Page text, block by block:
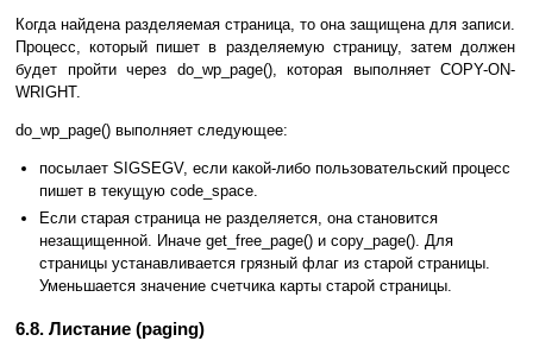
Когда найдена разделяемая страница, то она защищена для записи.
Процесс, который пишет в разделяемую страницу, затем должен
будет пройти через do_wp_page(), которая выполняет COPY-ON-
WRIGHT.
do_wp_page() выполняет следующее:
посылает SIGSEGV, если какой-либо пользовательский процесс
пишет в текущую code_space.
Если старая страница не разделяется, она становится
незащищенной. Иначе get_free_page() и copy_page(). Для
страницы устанавливается грязный флаг из старой страницы.
Уменьшается значение счетчика карты старой страницы.
6.8. Листание (paging)